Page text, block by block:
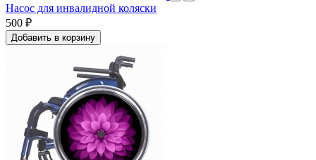
Насос для инвалидной коляски
500 ₽
Добавить в корзину